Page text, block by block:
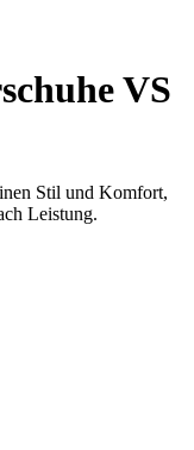
VS
Stil und Komfort,
Leistung.